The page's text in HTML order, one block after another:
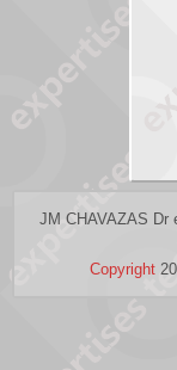
JM CHAVAZAS Dr
Copyright